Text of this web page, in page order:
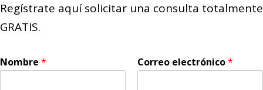
Regístrate aquí solicitar una consulta totalmente
GRATIS.
Nombre * Correo electrónico*